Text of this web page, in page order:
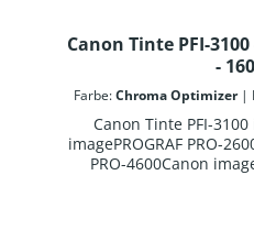
Canon Tinte PFI-
-
Farbe:Chroma Optimizer |
Canon Tinte PFI-
imagePROGRAF PRO-
PRO-4600Canon